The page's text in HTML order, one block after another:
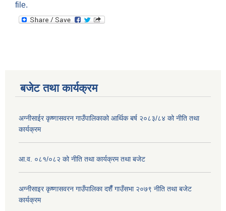
file.
बजेट तथा कार्यक्रम
अग्नीसाईर कृष्णासवरन गाउँपालिकाको आर्थिक बर्ष २०८३/८४ को नीति तथा
कार्यक्रम
आ.व. ०८१/०८२ को नीति तथा कार्यक्रम तथा बजेट
अग्नीसाइर कृष्णासवरन गाउँपालिका दशैँ गाउँसभा २०७९ नीति तथा बजेट
कार्यक्रम